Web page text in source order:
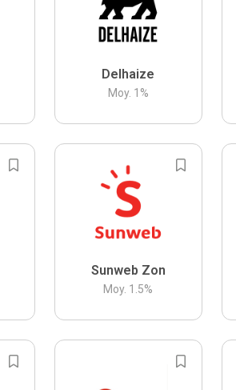
Delhaize
Moy. 1 %
Sunweb Zon
Moy. 1.5%